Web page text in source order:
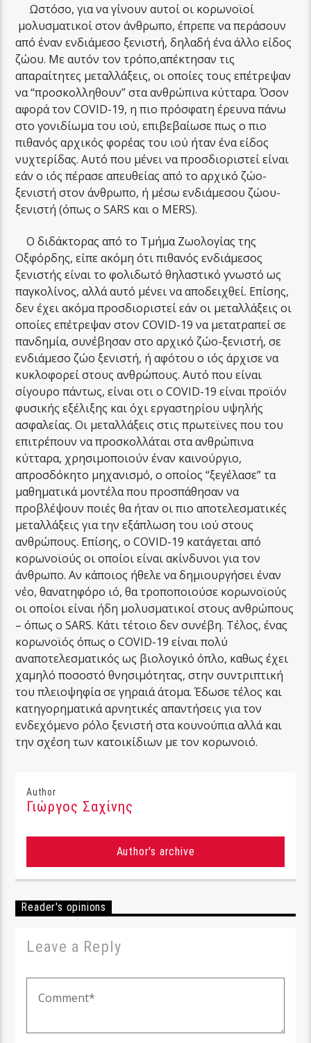
Ωστόσο, για να γίνουν αυτοί οι κορωνοϊοί
μολυσματικοί στον άνθρωπο, έπρεπε να περάσουν
από έναν ενδιάμεσο ξενιστή, δηλαδή ένα άλλο είδος
ζώου. Με αυτόν τον τρόπο,απέκτησαν τις
απαραίτητες μεταλλάξεις, οι οποίες τους επέτρεψαν
να “προσκολληθουν” στα ανθρώπινα κύτταρα. Όσον
αφορά τον COVID-19, η πιο πρόσφατη έρευνα πάνω
στο γονιδίωμα του ιού, επιβεβαίωσε πως ο πιο
πιθανός αρχικός φορέας του ιού ήταν ένα είδος
νυχτερίδας. Αυτό που μένει να προσδιοριστεί είναι
εάν ο ιός πέρασε απευθείας από το αρχικό ζώο-
ξενιστή στον άνθρωπο, ή μέσω ενδιάμεσου ζώου-
ξενιστή (όπως ο SARS και ο MERS).
Ο διδάκτορας από το Τμήμα Ζωολογίας της
Οξφόρδης, είπε ακόμη ότι πιθανός ενδιάμεσος
ξενιστής είναι το φολιδωτό θηλαστικό γνωστό ως
παγκολίνος, αλλά αυτό μένει να αποδειχθεί. Επίσης,
δεν έχει ακόμα προσδιοριστεί εάν οι μεταλλάξεις οι
οποίες επέτρεψαν στον COVID-19 να μετατραπεί σε
πανδημία, συνέβησαν στο αρχικό ζώο-ξενιστή, σε
ενδιάμεσο ζώο ξενιστή, ή αφότου ο ιός άρχισε να
κυκλοφορεί στους ανθρώπους. Αυτό που είναι
σίγουρο πάντως, είναι οτι ο COVID-19 είναι προϊόν
φυσικής εξέλιξης και όχι εργαστηρίου υψηλής
ασφαλείας. Οι μεταλλάξεις στις πρωτεϊνες που του
επιτρέπουν να προσκολλάται στα ανθρώπινα
κύτταρα, χρησιμοποιούν έναν καινούργιο,
απροσδόκητο μηχανισμό, ο οποίος “ξεγέλασε” τα
μαθηματικά μοντέλα που προσπάθησαν να
προβλέψουν ποιές θα ήταν οι πιο αποτελεσματικές
μεταλλάξεις για την εξάπλωση του ιού στους
ανθρώπους. Επίσης, ο COVID-19 κατάγεται από
κορωνοϊούς οι οποίοι είναι ακίνδυνοι για τον
άνθρωπο. Αν κάποιος ήθελε να δημιουργήσει έναν
νέο, θανατηφόρο ιό, θα τροποποιούσε κορωνοϊούς
οι οποίοι είναι ήδη μολυσματικοί στους ανθρώπους
– όπως ο SARS. Κάτι τέτοιο δεν συνέβη. Τέλος, ένας
κορωνοϊός όπως ο COVID-19 είναι πολύ
αναποτελεσματικός ως βιολογικό όπλο, καθως έχει
χαμηλό ποσοστό θνησιμότητας, στην συντριπτική
του πλειοψηφία σε γηραιά άτομα. Έδωσε τέλος και
κατηγορηματικά αρνητικές απαντήσεις για τον
ενδεχόμενο ρόλο ξενιστή στα κουνούπια αλλά και
την σχέση των κατοικίδιων με τον κορωνοιό.
Author
Γιώργος Σαχίνης
Author's archive
Reader's opinions
Leave a Reply